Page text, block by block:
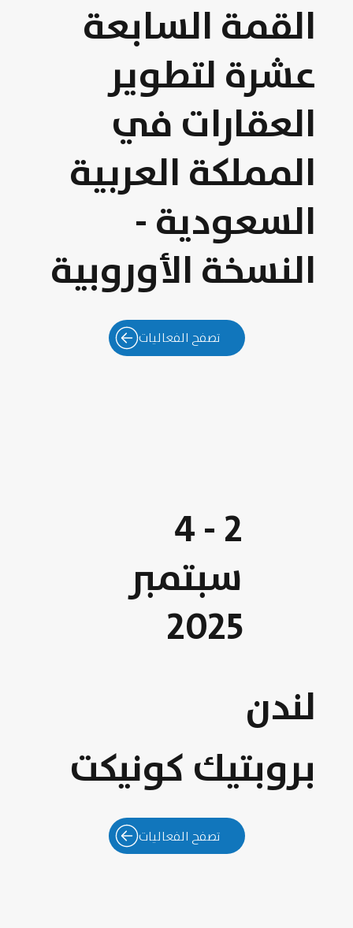
القمة السابعة
عشرة لتطوير
العقارات في
المملكة العربية
السعودية -
النسخة الأوروبية
تصفح الفعاليات
2 - 4
سبتمبر
2025
لندن
بروبتيك كونيكت
تصفح الفعاليات